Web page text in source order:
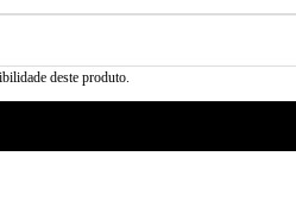
deste produto.